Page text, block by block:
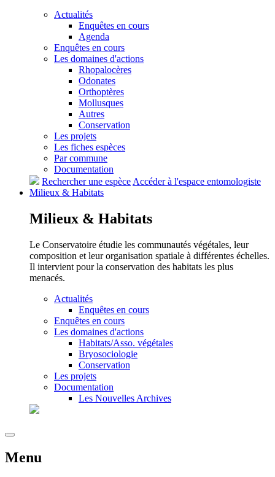
Actualités
Enquêtes en cours
Agenda
Enquêtes en cours
Les domaines d'actions
Rhopalocères
Odonates
Orthoptères
Mollusques
Autres
Conservation
Les projets
Les fiches espèces
Par commune
Documentation
Rechercher une espèce Accéder à l'espace entomologiste
Milieux & Habitats
Milieux & Habitats
Le Conservatoire étudie les communautés végétales, leur
composition et leur organisation spatiale à différentes échelles.
Il intervient pour la conservation des habitats les plus
menacés.
Actualités
Enquêtes en cours
Enquêtes en cours
Les domaines d'actions
Habitats/Asso. végétales
Bryosociologie
Conservation
Les projets
Documentation
Les Nouvelles Archives
Menu